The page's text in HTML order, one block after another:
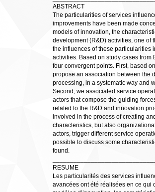
ABSTRACT
The particularities of services
improvements have been made
models of innovation, the
development (R&D) activities, one of
the influences of these particularities
activities. Based on study cases
four convergent points. First, based
propose an association between the
processing, in a systematic way and
Second, we associated service
actors that compose the guiding
related to the R&D and innovation
involved in the process of creating
characteristics, but also
actors, trigger different service
possible to discuss some
found.
RESUME
Les particularités des services
avancées ont été réalisées en ce qui